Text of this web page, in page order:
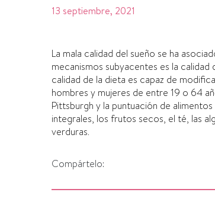
13 septiembre, 2021
La mala calidad del sueño se ha
mecanismos subyacentes es la
calidad de la dieta es capaz de
hombres y mujeres de entre 19 o 64
Pittsburgh y la puntuación de
integrales, los frutos secos, el té, las
verduras.
Compártelo: